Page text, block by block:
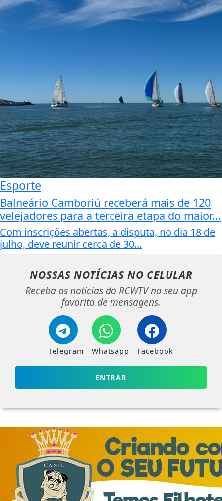
Esporte
Balneário Camboriú receberá mais de 120
velejadores para a terceira etapa do maior...
Com inscrições abertas, a disputa, no dia 18 de
julho, deve reunir cerca de 30...
NOSSAS NOTÍCIAS NO CELULAR
Receba as notícias do RCWTV no seu app
favorito de mensagens.
Telegram Whatsapp Facebook
ENTRAR